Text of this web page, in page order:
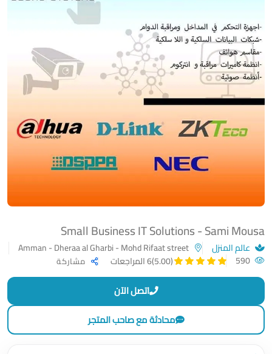
Small Business IT Solutions - Sami Mousa
عالم المنزل
(5.00) 6 المراجعات مشاركة
اتصل الآن
محادثة مع صاحب المتجر